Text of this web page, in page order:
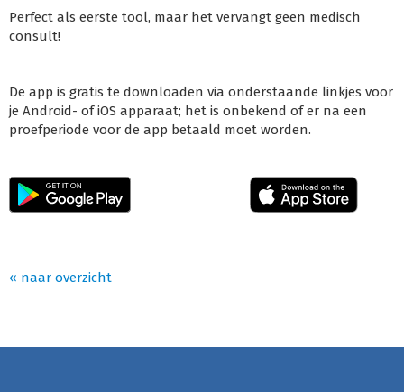
Perfect als eerste tool, maar het vervangt geen medisch
consult!
De app is gratis te downloaden via onderstaande linkjes voor
je Android- of iOS apparaat; het is onbekend of er na een
proefperiode voor de app betaald moet worden.
« naar overzicht